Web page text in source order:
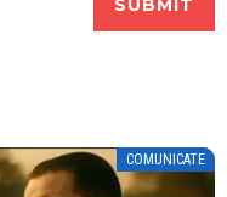
COMUNICATE